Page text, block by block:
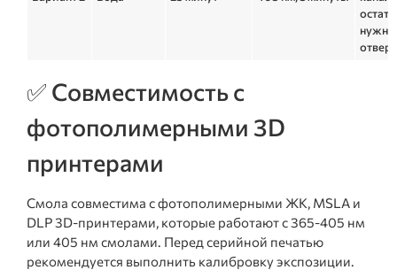
нужно
✅ Совместимость с
фотополимерными 3D
принтерами
Смола совместима с фотополимерными ЖК, MSLA и
DLP 3D-принтерами, которые работают с 365-405 нм
или 405 нм смолами. Перед серийной печатью
рекомендуется выполнить калибровку экспозиции.